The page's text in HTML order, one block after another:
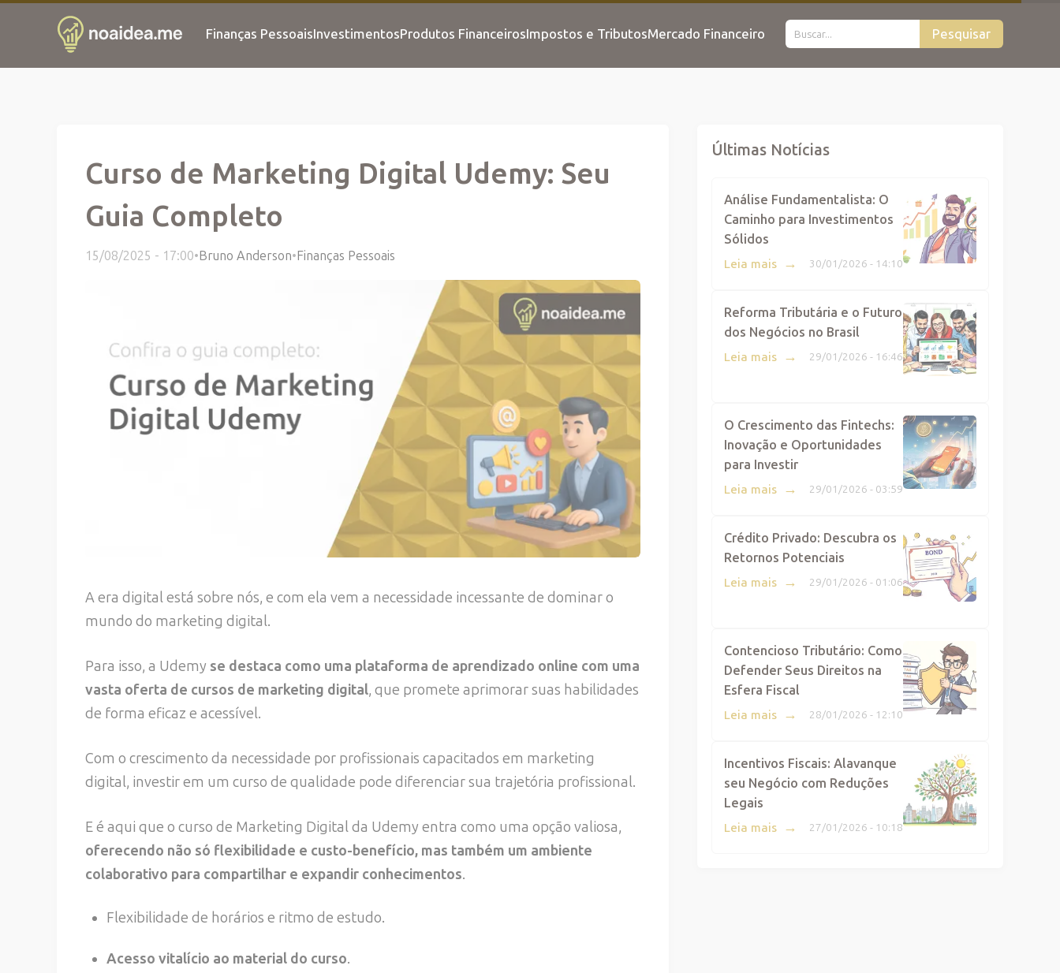
Finanças PessoaisInvestimentosProdutos FinanceirosImpostos e TributosMercado Financeiro Pesquisar
Curso de Marketing Digital Udemy: Seu
Guia Completo
15/08/2025 - 17:00•Bruno Anderson•Finanças Pessoais
A era digital está sobre nós, e com ela vem a necessidade incessante de dominar o
mundo do marketing digital.
Para isso, a Udemy se destaca como uma plataforma de aprendizado online com uma
vasta oferta de cursos de marketing digital, que promete aprimorar suas habilidades
de forma eficaz e acessível.
Com o crescimento da necessidade por profissionais capacitados em marketing
digital, investir em um curso de qualidade pode diferenciar sua trajetória profissional.
E é aqui que o curso de Marketing Digital da Udemy entra como uma opção valiosa,
oferecendo não só flexibilidade e custo-benefício, mas também um ambiente
colaborativo para compartilhar e expandir conhecimentos.
Flexibilidade de horários e ritmo de estudo.
Acesso vitalício ao material do curso.
Últimas Notícias
Análise Fundamentalista: O
Caminho para Investimentos
Sólidos
30/01/2026 - 14:10
Leia mais →
Reforma Tributária e o Futuro
dos Negócios no Brasil
29/01/2026 - 16:46
Leia mais →
O Crescimento das Fintechs:
Inovação e Oportunidades
para Investir
29/01/2026 - 03:59
Leia mais →
Crédito Privado: Descubra os
Retornos Potenciais
29/01/2026 - 01:06
Leia mais →
Contencioso Tributário: Como
Defender Seus Direitos na
Esfera Fiscal
28/01/2026 - 12:10
Leia mais →
Incentivos Fiscais: Alavanque
seu Negócio com Reduções
Legais
27/01/2026 - 10:18
Leia mais →